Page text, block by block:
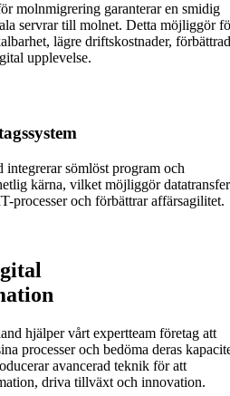
molnmigrering garanterar en smidig
servrar till molnet. Detta möjliggör
lägre driftskostnader, förbättrad
upplevelse.
sömlöst program och
kärna, vilket möjliggör datatransfer
processer och förbättrar affärsagilitet.
hjälper vårt expertteam företag att
processer och bedöma deras
avancerad teknik för att
driva tillväxt och innovation.